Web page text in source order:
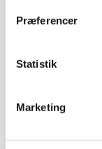
Præferencer
Statistik
Marketing